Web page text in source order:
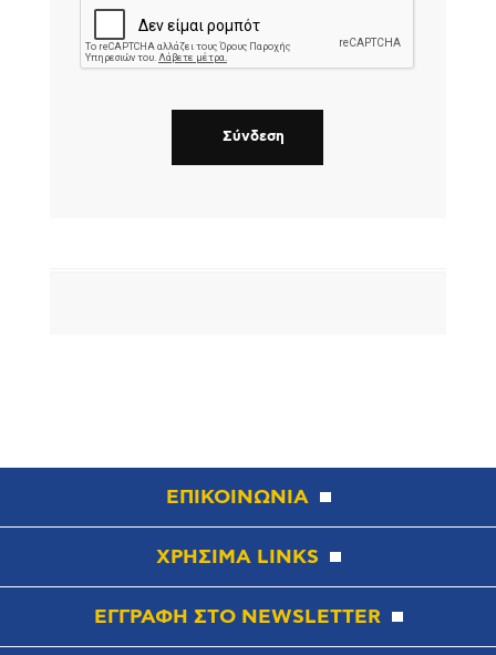
ΕΠΙΚΟΙΝΩΝΙΑ
ΧΡΗΣΙΜΑ LINKS
ΕΓΓΡΑΦΗ ΣΤΟ NEWSLETTER